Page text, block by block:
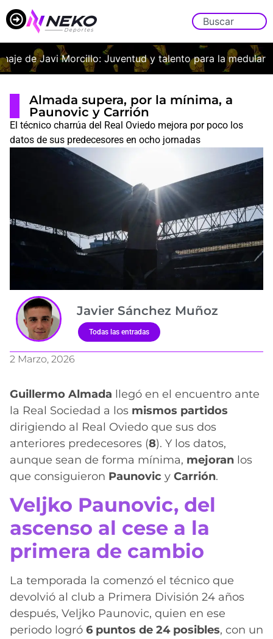
de Javi Morcillo: Juventud y talento para la medular
Almada supera, por la mínima, a
Paunovic y Carrión
El técnico charrúa del Real Oviedo mejora por poco los
datos de sus predecesores en ocho jornadas
Javier Sánchez Muñoz
Todas las entradas
2 Marzo, 2026
Guillermo Almada llegó en el encuentro ante
la Real Sociedad a los mismos partidos
dirigiendo al Real Oviedo que sus dos
anteriores predecesores (8). Y los datos,
aunque sean de forma mínima, mejoran los
que consiguieron Paunovic y Carrión.
Veljko Paunovic, del
ascenso al cese a la
primera de cambio
La temporada la comenzó el técnico que
devolvió al club a Primera División 24 años
después, Veljko Paunovic, quien en ese
periodo logró 6 puntos de 24 posibles, con un